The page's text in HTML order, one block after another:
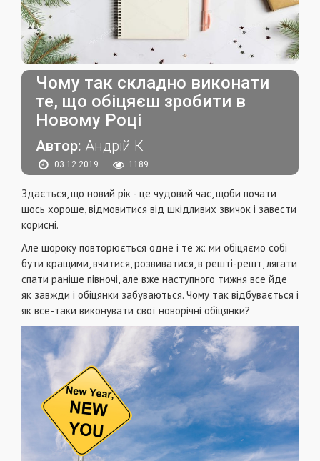
Чому так складно виконати
те, що обіцяєш зробити в
Новому Році
Автор: Андрій К
03.12.2019 1189
Здається, що новий рік - це чудовий час, щоби почати
щось хороше, відмовитися від шкідливих звичок і завести
корисні.
Але щороку повторюється одне і те ж: ми обіцяємо собі
бути кращими, вчитися, розвиватися, в решті-решт, лягати
спати раніше півночі, але вже наступного тижня все йде
як завжди і обіцянки забуваються. Чому так відбувається і
як все-таки виконувати свої новорічні обіцянки?